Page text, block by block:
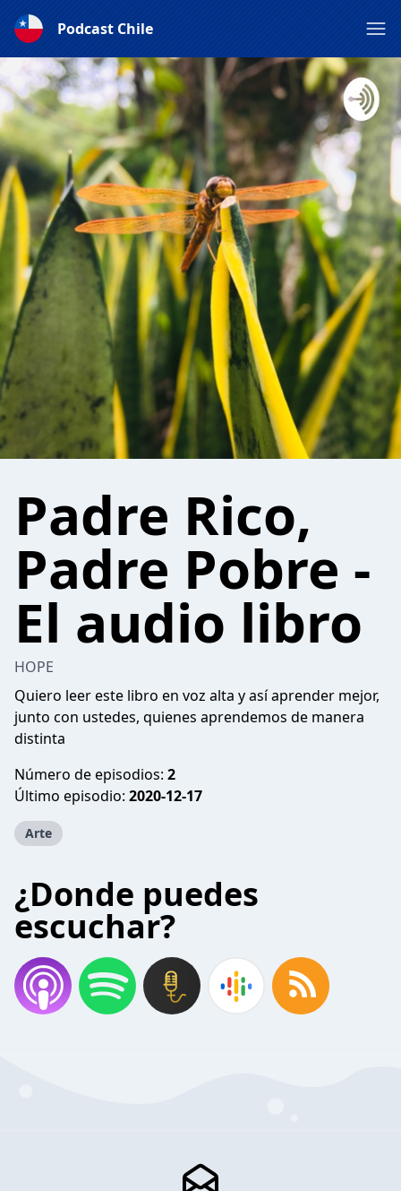
Podcast Chile
Padre Rico,
Padre Pobre -
El audio libro
HOPE
Quiero leer este libro en voz alta y así aprender mejor,
junto con ustedes, quienes aprendemos de manera
distinta
Número de episodios: 2
Último episodio: 2020-12-17
Arte
¿Donde puedes
escuchar?